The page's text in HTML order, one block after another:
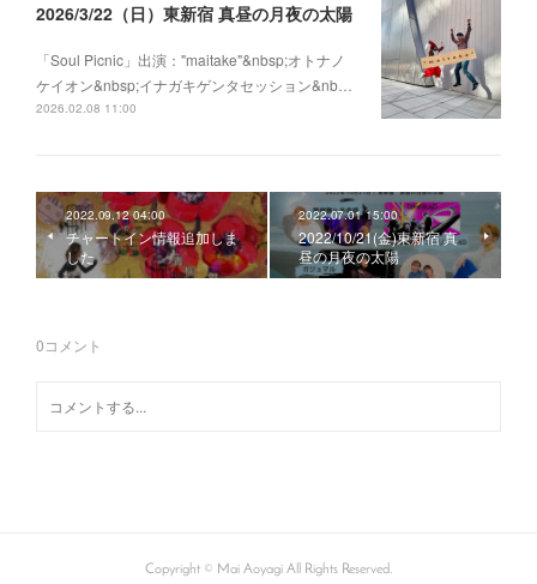
2026/3/22（日）東新宿 真昼の月夜の太陽
「Soul Picnic」出演："maitake"&nbsp;オトナノ
ケイオン&nbsp;イナガキゲンタセッション&nb…
2026.02.08 11:00
2022.09.12 04:00
チャートイン情報追加しま
した
2022.07.01 15:00
2022/10/21(金)東新宿 真
昼の月夜の太陽
0コメント
Copyright © Mai Aoyagi All Rights Reserved.